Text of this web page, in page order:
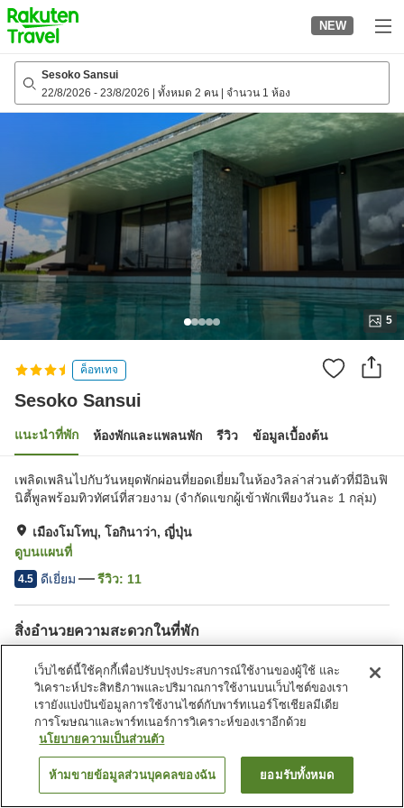
to
top
page
NEW
Sesoko Sansui
22/8/2026 - 23/8/2026 ทั้งหมด 2 คน จำนวน 1 ห้อง
5
ค็อทเทจ
Sesoko Sansui
แนะนำที่พัก ห้องพักและแพลนพัก รีวิว ข้อมูลเบื้องต้น
เพลิดเพลินไปกับวันหยุดพักผ่อนที่ยอดเยี่ยมในห้องวิลล่าส่วนตัวที่มีอินฟิ
นิตี้พูลพร้อมทิวทัศน์ที่สวยงาม (จำกัดแขกผู้เข้าพักเพียงวันละ 1 กลุ่ม)
เมืองโมโทบุ, โอกินาว่า, ญี่ปุ่น
ดูบนแผนที่
4.5 ดีเยี่ยม รีวิว: 11
สิ่งอำนวยความสะดวกในที่พัก
หน้าแรก ญี่ปุ่น โอกินาว่า เมืองโมโทบุ Sesoko Sansui
ค้นหาห้องพัก
เว็บไซต์นี้ใช้คุกกี้เพื่อปรับปรุงประสบการณ์ใช้งานของผู้ใช้ และ
วิเคราะห์ประสิทธิภาพและปริมาณการใช้งานบนเว็บไซต์ของเรา
เรายังแบ่งปันข้อมูลการใช้งานไซต์กับพาร์ทเนอร์โซเชียลมีเดีย
การโฆษณาและพาร์ทเนอร์การวิเคราะห์ของเราอีกด้วย
นโยบายความเป็นส่วนตัว
ห้ามขายข้อมูลส่วนบุคคลของฉัน ยอมรับทั้งหมด